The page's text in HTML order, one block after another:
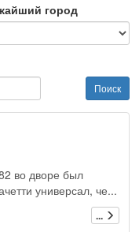
город
во дворе был
универсал, че...
...